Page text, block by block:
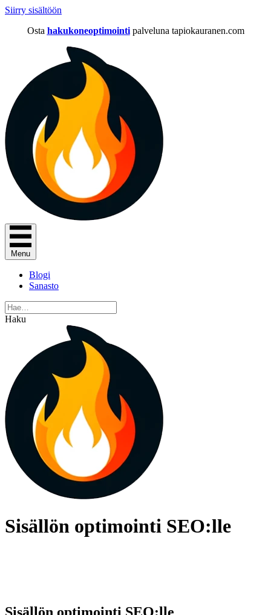
Siirry sisältöön
Osta hakukoneoptimointi palveluna tapiokauranen.com
Menu
Blogi
Sanasto
Haku
Sisällön optimointi SEO:lle